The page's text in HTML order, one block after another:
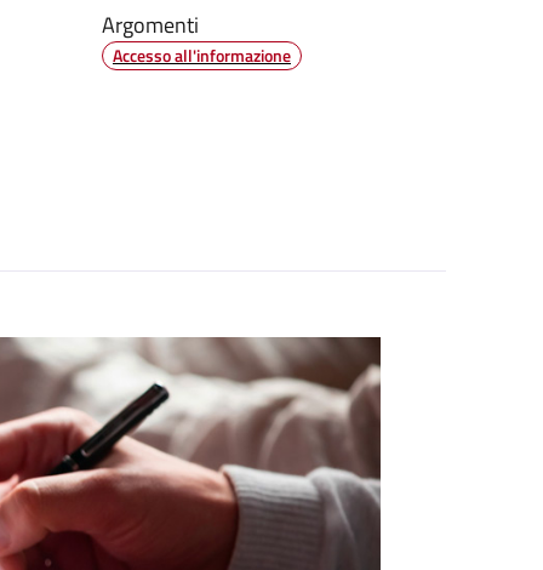
Argomenti
Accesso all'informazione